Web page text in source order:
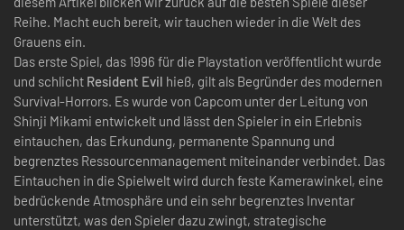
Reihe. Macht euch bereit, wir tauchen wieder in die Welt des
Grauens ein.
Das erste Spiel, das 1996 für die Playstation veröffentlicht wurde
und schlicht Resident Evil hieß, gilt als Begründer des modernen
Survival-Horrors. Es wurde von Capcom unter der Leitung von
Shinji Mikami entwickelt und lässt den Spieler in ein Erlebnis
eintauchen, das Erkundung, permanente Spannung und
begrenztes Ressourcenmanagement miteinander verbindet. Das
Eintauchen in die Spielwelt wird durch feste Kamerawinkel, eine
bedrückende Atmosphäre und ein sehr begrenztes Inventar
unterstützt, was den Spieler dazu zwingt, strategische